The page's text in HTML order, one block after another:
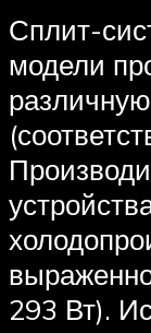
Сплит-
модели
293 Вт).